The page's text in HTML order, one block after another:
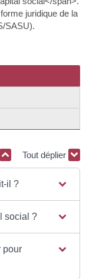
juridique de la
SASU).
Tout déplier
il ?
social ?
pour